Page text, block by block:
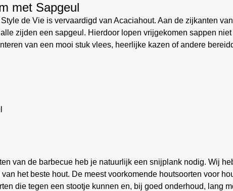
met Sapgeul
de Vie is vervaardigd van Acaciahout. Aan de zijkanten
zijden een sapgeul. Hierdoor lopen vrijgekomen sappen
van een mooi stuk vlees, heerlijke kazen of andere
van de barbecue heb je natuurlijk een snijplank nodig. Wij
het beste hout. De meest voorkomende houtsoorten voor
die tegen een stootje kunnen en, bij goed onderhoud, lang